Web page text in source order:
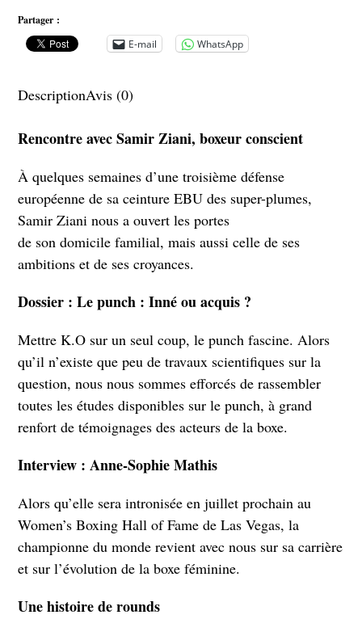
Partager :
E-mail
WhatsApp
DescriptionAvis (0)
Rencontre avec Samir Ziani, boxeur conscient
À quelques semaines d’une troisième défense
européenne de sa ceinture EBU des super-plumes,
Samir Ziani nous a ouvert les portes
de son domicile familial, mais aussi celle de ses
ambitions et de ses croyances.
Dossier : Le punch : Inné ou acquis ?
Mettre K.O sur un seul coup, le punch fascine. Alors
qu’il n’existe que peu de travaux scientifiques sur la
question, nous nous sommes efforcés de rassembler
toutes les études disponibles sur le punch, à grand
renfort de témoignages des acteurs de la boxe.
Interview : Anne-Sophie Mathis
Alors qu’elle sera intronisée en juillet prochain au
Women’s Boxing Hall of Fame de Las Vegas, la
championne du monde revient avec nous sur sa carrière
et sur l’évolution de la boxe féminine.
Une histoire de rounds